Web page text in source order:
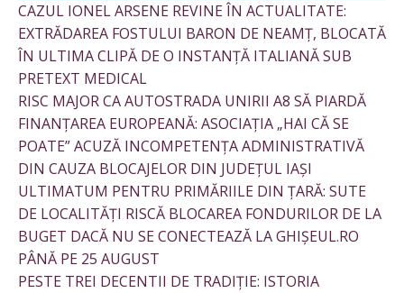
CAZUL IONEL ARSENE REVINE ÎN ACTUALITATE:
EXTRĂDAREA FOSTULUI BARON DE NEAMȚ, BLOCATĂ
ÎN ULTIMA CLIPĂ DE O INSTANȚĂ ITALIANĂ SUB
PRETEXT MEDICAL
RISC MAJOR CA AUTOSTRADA UNIRII A8 SĂ PIARDĂ
FINANȚAREA EUROPEANĂ: ASOCIAȚIA „HAI CĂ SE
POATE” ACUZĂ INCOMPETENȚA ADMINISTRATIVĂ
DIN CAUZA BLOCAJELOR DIN JUDEȚUL IAȘI
ULTIMATUM PENTRU PRIMĂRIILE DIN ȚARĂ: SUTE
DE LOCALITĂȚI RISCĂ BLOCAREA FONDURILOR DE LA
BUGET DACĂ NU SE CONECTEAZĂ LA GHIȘEUL.RO
PÂNĂ PE 25 AUGUST
PESTE TREI DECENTII DE TRADIȚIE: ISTORIA